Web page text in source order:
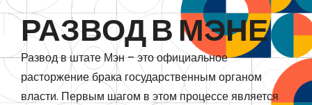
РАЗВОД В МЭНЕ
Развод в штате Мэн – это официальное
расторжение брака государственным органом
власти. Первым шагом в этом процессе является